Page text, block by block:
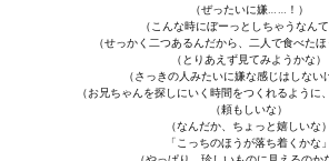
（ぜったいに嫌……！）
（こんな時にぼーっとしちゃうなん
（せっかく二つあるんだから、二人で食べたほ
（とりあえず見てみようかな）
（さっきの人みたいに嫌な感じはしない
（お兄ちゃんを探しにいく時間をつくれるように
（頼もしいな）
（なんだか、ちょっと嬉しいな）
「こっちのほうが落ち着くかな」